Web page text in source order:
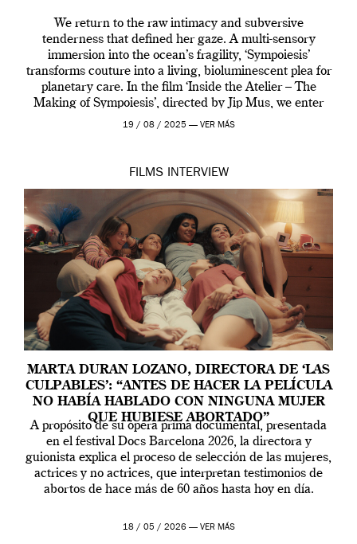
We return to the raw intimacy and subversive
tenderness that defined her gaze. A multi-sensory
immersion into the ocean’s fragility, ‘Sympoiesis’
transforms couture into a living, bioluminescent plea for
planetary care. In the film ‘Inside the Atelier – The
Making of Sympoiesis’, directed by Jip Mus, we enter
the sacred space where Iris van Herpen’s […]
19 / 08 / 2025 — VER MÁS
FILMS INTERVIEW
MARTA DURAN LOZANO, DIRECTORA DE ‘LAS
CULPABLES’: “ANTES DE HACER LA PELÍCULA
NO HABÍA HABLADO CON NINGUNA MUJER
QUE HUBIESE ABORTADO”
A propósito de su ópera prima documental, presentada
en el festival Docs Barcelona 2026, la directora y
guionista explica el proceso de selección de las mujeres,
actrices y no actrices, que interpretan testimonios de
abortos de hace más de 60 años hasta hoy en día.
18 / 05 / 2026 — VER MÁS